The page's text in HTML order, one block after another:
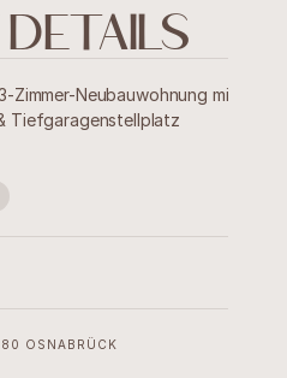
Zimmer-Neubauwohnung mit
Tiefgaragenstellplatz
OSNABRÜCK